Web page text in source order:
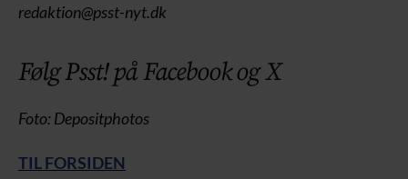
redaktion@psst-nyt.dk
Følg Psst! på Facebook og X
Foto: Depositphotos
TIL FORSIDEN